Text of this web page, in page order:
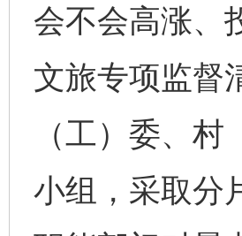
会不会高涨、
文旅专项监督
（工）委、
小组，采取分